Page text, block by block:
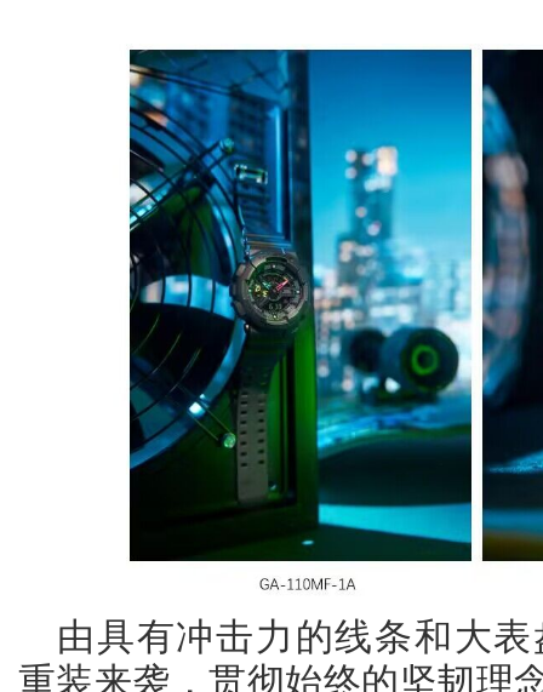
由具有冲击力的线条和大
重装来袭，贯彻始终的坚韧理